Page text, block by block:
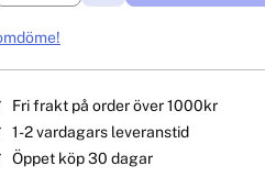
Fri frakt på order över 1000kr
1-2 vardagars leveranstid
Öppet köp 30 dagar